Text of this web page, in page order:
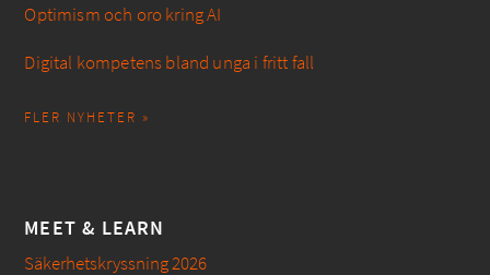
Optimism och oro kring AI
Digital kompetens bland unga i fritt fall
FLER NYHETER »
MEET & LEARN
Säkerhetskryssning 2026